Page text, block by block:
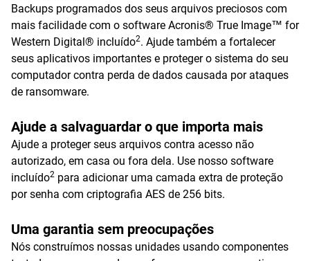
Backups programados dos seus arquivos preciosos com
mais facilidade com o software Acronis® True Image™ for
Western Digital® incluído2. Ajude também a fortalecer
seus aplicativos importantes e proteger o sistema do seu
computador contra perda de dados causada por ataques
de ransomware.
Ajude a salvaguardar o que importa mais
Ajude a proteger seus arquivos contra acesso não
autorizado, em casa ou fora dela. Use nosso software
incluído2 para adicionar uma camada extra de proteção
por senha com criptografia AES de 256 bits.
Uma garantia sem preocupações
Nós construímos nossas unidades usando componentes